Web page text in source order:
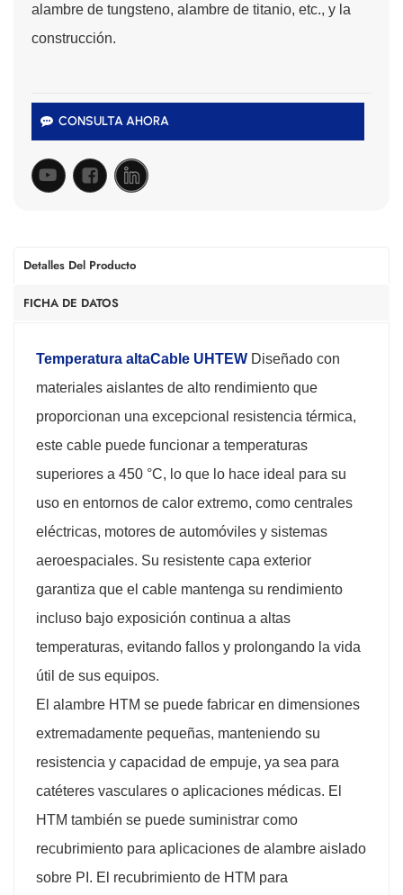
alambre de tungsteno, alambre de titanio, etc., y la
construcción.
CONSULTA AHORA
Detalles Del Producto
FICHA DE DATOS
Temperatura altaCable UHTEW Diseñado con
materiales aislantes de alto rendimiento que
proporcionan una excepcional resistencia térmica,
este cable puede funcionar a temperaturas
superiores a 450 °C, lo que lo hace ideal para su
uso en entornos de calor extremo, como centrales
eléctricas, motores de automóviles y sistemas
aeroespaciales. Su resistente capa exterior
garantiza que el cable mantenga su rendimiento
incluso bajo exposición continua a altas
temperaturas, evitando fallos y prolongando la vida
útil de sus equipos.
El alambre HTM se puede fabricar en dimensiones
extremadamente pequeñas, manteniendo su
resistencia y capacidad de empuje, ya sea para
catéteres vasculares o aplicaciones médicas. El
HTM también se puede suministrar como
recubrimiento para aplicaciones de alambre aislado
sobre PI. El recubrimiento de HTM para